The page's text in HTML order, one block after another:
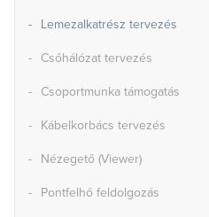
Lemezalkatrész tervezés
Csőhálózat tervezés
Csoportmunka támogatás
Kábelkorbács tervezés
Nézegető (Viewer)
Pontfelhő feldolgozás